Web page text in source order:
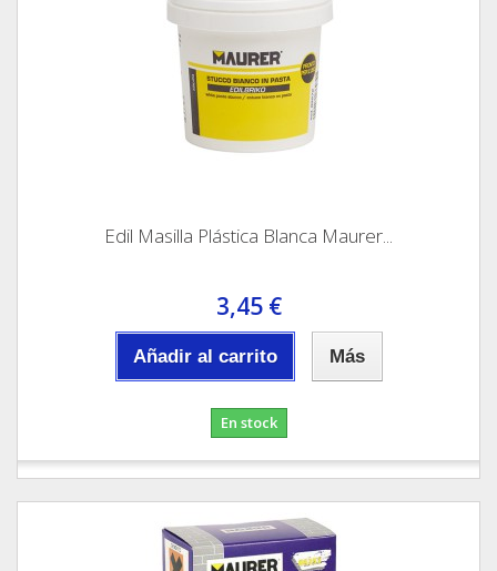
Edil Masilla Plástica Blanca Maurer...
3,45 €
Añadir al carrito Más
En stock